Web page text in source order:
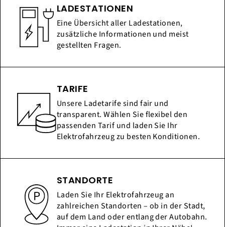
LADESTATIONEN
Eine Übersicht aller Ladestationen,
zusätzliche Informationen und meist
gestellten Fragen.
TARIFE
Unsere Ladetarife sind fair und
transparent. Wählen Sie flexibel den
passenden Tarif und laden Sie Ihr
Elektrofahrzeug zu besten Konditionen.
STANDORTE
Laden Sie Ihr Elektrofahrzeug an
zahlreichen Standorten – ob in der Stadt,
auf dem Land oder entlang der Autobahn.